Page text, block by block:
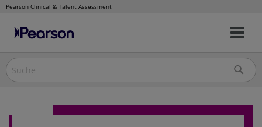
Pearson Clinical & Talent Assessment
Direkt
Inhalt